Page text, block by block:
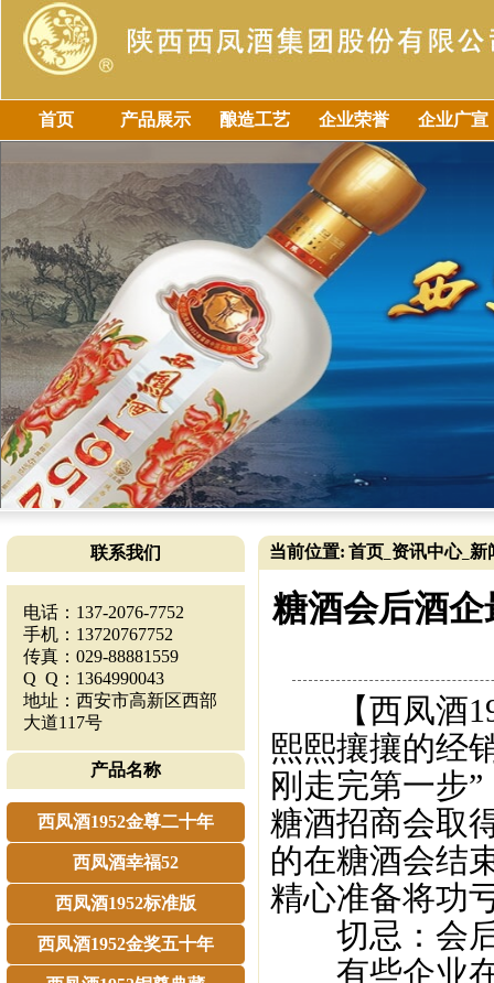
首页 产品展示 酿造工艺 企业荣誉 企业广宣
联系我们
电话：137-2076-7752
手机：13720767752
传真：029-88881559
Q Q：1364990043
地址：西安市高新区西部
大道117号
产品名称
西凤酒1952金尊二十年
西凤酒幸福52
西凤酒1952标准版
西凤酒1952金奖五十年
当前位置: 首页 资讯中心_ 新
糖酒会后酒
【西凤酒
熙熙攘攘的经
刚走完第一步
糖酒招商会取
的在糖酒会结
精心准备将功
切忌：会后
有些企业在